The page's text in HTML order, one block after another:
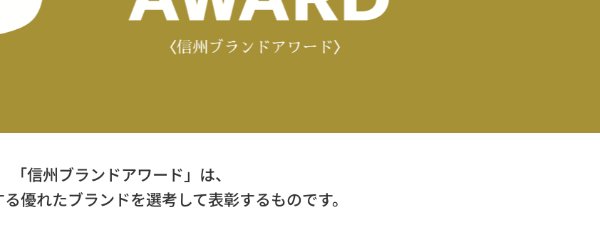
「信州ブランドアワード」は、
優れたブランドを選考して表彰するものです。